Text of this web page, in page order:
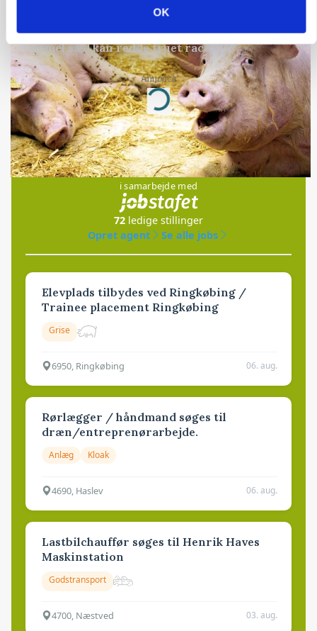
OK
Engang eksportsucces – nu kulturhistorie:
Gammel sæd kan redde truet race
Annonce
Loading...
Jobs
i samarbejde med
72 ledige stillinger
Opret agent
Se alle jobs
Elevplads tilbydes ved Ringkøbing /
Trainee placement Ringkøbing
Grise
6950, Ringkøbing 06. aug.
Rørlægger / håndmand søges til
dræn/entreprenørarbejde.
Anlæg Kloak
4690, Haslev 06. aug.
Lastbilchauffør søges til Henrik Haves
Maskinstation
Godstransport
4700, Næstved 03. aug.